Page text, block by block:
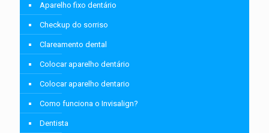
Aparelho fixo dentário
Checkup do sorriso
Clareamento dental
Colocar aparelho dentário
Colocar aparelho dentario
Como funciona o Invisalign?
Dentista